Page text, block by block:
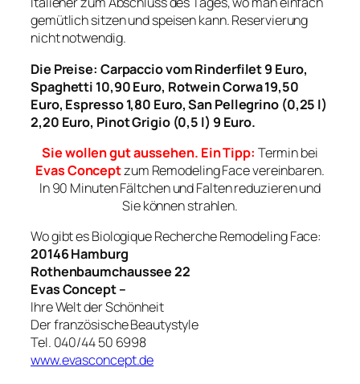
gemütlich sitzen und speisen kann. Reservierung
nicht notwendig.
Die Preise: Carpaccio vom Rinderfilet 9 Euro,
Spaghetti 10,90 Euro, Rotwein Corwa 19,50
Euro, Espresso 1,80 Euro, San Pellegrino (0,25 l)
2,20 Euro, Pinot Grigio (0,5 l) 9 Euro.
Sie wollen gut aussehen. Ein Tipp: Termin bei
Evas Conceptzum Remodeling Face vereinbaren.
In 90 Minuten Fältchen und Falten reduzieren und
Sie können strahlen.
Wo gibt es Biologique Recherche Remodeling Face:
20146 Hamburg
Rothenbaumchaussee 22
Evas Concept –
Ihre Welt der Schönheit
Der französische Beautystyle
Tel. 040/44 50 6998
www.evasconcept.de